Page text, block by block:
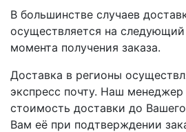
В большинстве случаев
осуществляется на
момента получения заказа.
Доставка в регионы
экспресс почту. Наш менеджер
стоимость доставки до
Вам её при подтверждении